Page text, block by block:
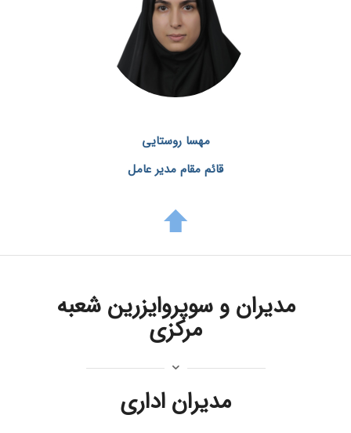
مهسا روستایی
قائم مقام مدیر عامل
مدیران و سوپروایزرین شعبه
مرکزی
مدیران اداری